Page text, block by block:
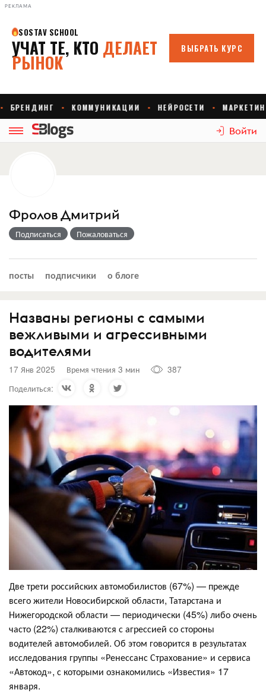
РЕКЛАМА
Войти
Фролов Дмитрий
Подписаться Пожаловаться
посты подписчики о блоге
Названы регионы с самыми
вежливыми и агрессивными
водителями
17 Янв 2025 Время чтения 3 мин
387
Поделиться:
Две трети российских автомобилистов (67%) — прежде
всего жители Новосибирской области, Татарстана и
Нижегородской области — периодически (45%) либо очень
часто (22%) сталкиваются с агрессией со стороны
водителей автомобилей. Об этом говорится в результатах
исследования группы «Ренессанс Страхование» и сервиса
«Автокод», с которыми ознакомились «Известия» 17
января.